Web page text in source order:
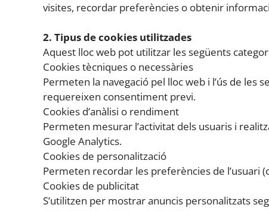
visites, recordar preferències o obtenir
2. Tipus de cookies utilitzades
Aquest lloc web pot utilitzar les següents
Cookies tècniques o necessàries
Permeten la navegació pel lloc web i l’ús de les
requereixen consentiment previ.
Cookies d’anàlisi o rendiment
Permeten mesurar l’activitat dels usuaris i
Google Analytics.
Cookies de personalització
Permeten recordar les preferències de l’usuari
Cookies de publicitat
S’utilitzen per mostrar anuncis personalitzats